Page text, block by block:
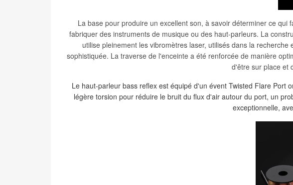
La base pour produire un excellent son, à savoir déterminer ce
fabriquer des instruments de musique ou des haut-parleurs. La
utilise pleinement les vibromètres laser, utilisés dans la
sophistiquée. La traverse de l'enceinte a été renforcée de manière
d'être sur place et
Le haut-parleur bass reflex est équipé d'un évent Twisted Flare
légère torsion pour réduire le bruit du flux d'air autour du port, un
exceptionnelle,